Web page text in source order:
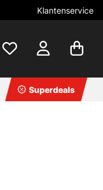
Klantenservice
Superdeals